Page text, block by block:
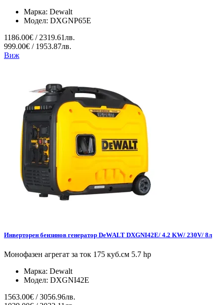
Марка: Dewalt
Модел: DXGNP65E
1186.00€ / 2319.61лв.
999.00€ / 1953.87лв.
Виж
Инверторен бензинов генератор DeWALT DXGNI42E/ 4.2 KW/ 230V/ 8л
Монофазен агрегат за ток 175 куб.см 5.7 hp
Марка: Dewalt
Модел: DXGNI42E
1563.00€ / 3056.96лв.